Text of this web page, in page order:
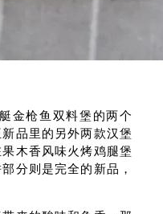
金枪鱼双料堡的两个
品里的另外两款汉堡
木香风味火烤鸡腿堡
分则是完全的新品，